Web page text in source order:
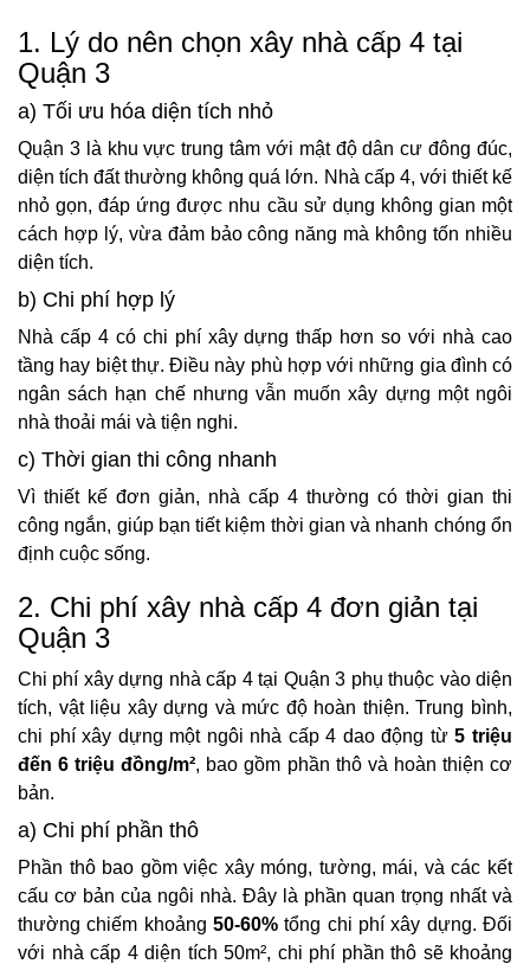
1. Lý do nên chọn xây nhà cấp 4 tại
Quận 3
a) Tối ưu hóa diện tích nhỏ
Quận 3 là khu vực trung tâm với mật độ dân cư đông đúc,
diện tích đất thường không quá lớn. Nhà cấp 4, với thiết kế
nhỏ gọn, đáp ứng được nhu cầu sử dụng không gian một
cách hợp lý, vừa đảm bảo công năng mà không tốn nhiều
diện tích.
b) Chi phí hợp lý
Nhà cấp 4 có chi phí xây dựng thấp hơn so với nhà cao
tầng hay biệt thự. Điều này phù hợp với những gia đình có
ngân sách hạn chế nhưng vẫn muốn xây dựng một ngôi
nhà thoải mái và tiện nghi.
c) Thời gian thi công nhanh
Vì thiết kế đơn giản, nhà cấp 4 thường có thời gian thi
công ngắn, giúp bạn tiết kiệm thời gian và nhanh chóng ổn
định cuộc sống.
2. Chi phí xây nhà cấp 4 đơn giản tại
Quận 3
Chi phí xây dựng nhà cấp 4 tại Quận 3 phụ thuộc vào diện
tích, vật liệu xây dựng và mức độ hoàn thiện. Trung bình,
chi phí xây dựng một ngôi nhà cấp 4 dao động từ5 triệu
đến 6 triệu đồng/m², bao gồm phần thô và hoàn thiện cơ
bản.
a) Chi phí phần thô
Phần thô bao gồm việc xây móng, tường, mái, và các kết
cấu cơ bản của ngôi nhà. Đây là phần quan trọng nhất và
thường chiếm khoảng 50-60% tổng chi phí xây dựng. Đối
với nhà cấp 4 diện tích 50m², chi phí phần thô sẽ khoảng